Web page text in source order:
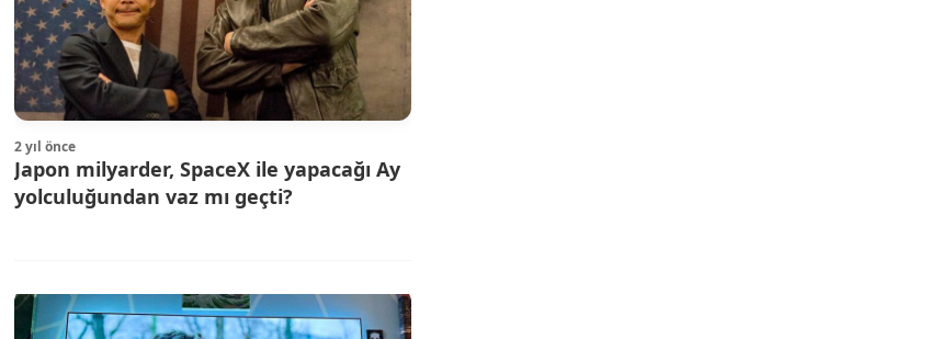
2 yıl önce
Japon milyarder, SpaceX ile yapacağı Ay
yolculuğundan vaz mı geçti?